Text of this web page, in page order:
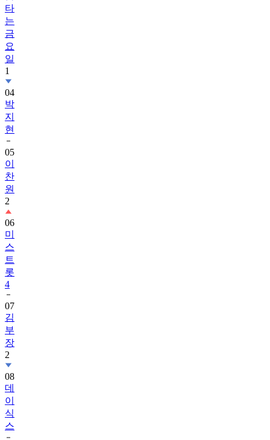
타
는
금
요
일
1
04
박
지
현
05
이
찬
원
2
06
미
스
트
롯
4
07
김
부
장
2
08
데
이
식
스